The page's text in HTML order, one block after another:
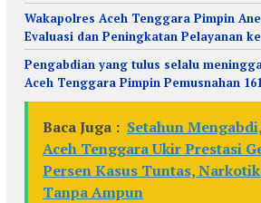
Wakapolres Aceh Tenggara Pimpin
Evaluasi dan Peningkatan Pelayanan
Pengabdian yang tulus selalu
Aceh Tenggara Pimpin Pemusnahan
Baca Juga : Setahun
Aceh Tenggara Ukir Prestasi
Persen Kasus Tuntas,
Tanpa Ampun